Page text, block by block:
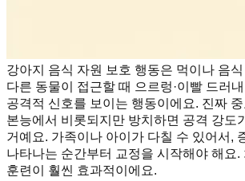
강아지 음식 자원 보호 행동은 먹이나 음
다른 동물이 접근할 때 으르렁·이빨 드러
공격적 신호를 보이는 행동이에요. 진짜 중
본능에서 비롯되지만 방치하면 공격 강도
거예요. 가족이나 아이가 다칠 수 있어서,
나타나는 순간부터 교정을 시작해야 해요.
훈련이 훨씬 효과적이에요.